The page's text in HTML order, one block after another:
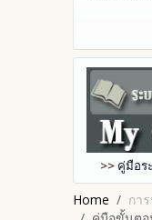
>> คู่มือร
Home กา